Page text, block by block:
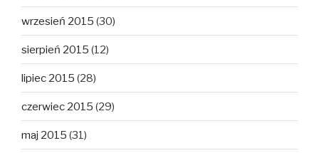
wrzesień 2015 (30)
sierpień 2015 (12)
lipiec 2015 (28)
czerwiec 2015 (29)
maj 2015 (31)